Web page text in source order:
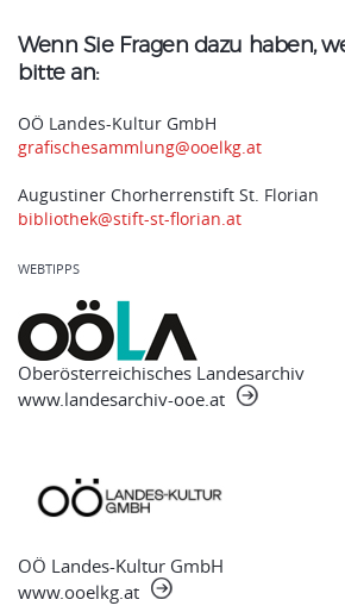
Wenn Sie Fragen dazu haben,
bitte an:
OÖ Landes-Kultur GmbH
grafischesammlung@ooelkg.at
Augustiner Chorherrenstift St. Florian
bibliothek@stift-st-florian.at
WEBTIPPS
Oberösterreichisches Landesarchiv
www.landesarchiv-ooe.at
OÖ Landes-Kultur GmbH
www.ooelkg.at